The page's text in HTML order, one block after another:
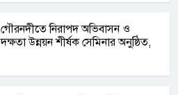
গৌরনদীতে নিরাপদ অভিবাসন ও
দক্ষতা উন্নয়ন শীর্ষক সেমিনার অনুষ্ঠিত,